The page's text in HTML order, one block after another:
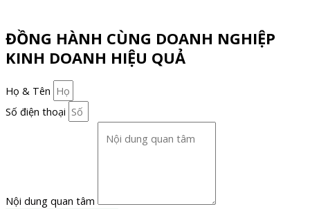
ĐỒNG HÀNH CÙNG DOANH NGHIỆP
KINH DOANH HIỆU QUẢ
Họ & Tên
Số điện thoại
Nội dung quan tâm